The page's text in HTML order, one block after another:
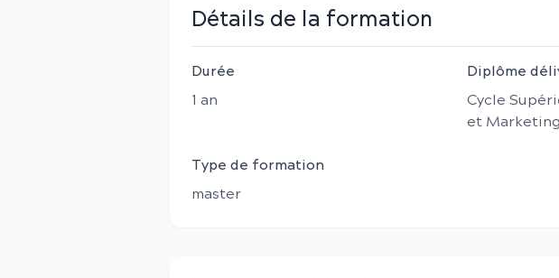
Détails de la formation
Durée
1 an
Diplôme
Cycle
et
Type de formation
master